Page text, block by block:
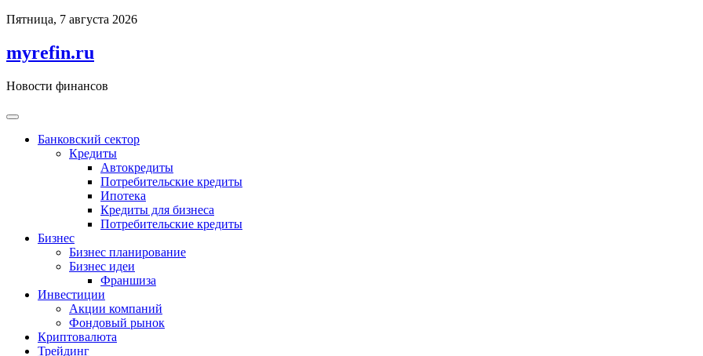
Перейти
содержимому
Пятница, 7 августа 2026
myrefin.ru
Новости финансов
Банковский сектор
Кредиты
Автокредиты
Потребительские кредиты
Ипотека
Кредиты для бизнеса
Потребительские кредиты
Бизнес
Бизнес планирование
Бизнес идеи
Франшиза
Инвестиции
Акции компаний
Фондовый рынок
Криптовалюта
Трейдинг